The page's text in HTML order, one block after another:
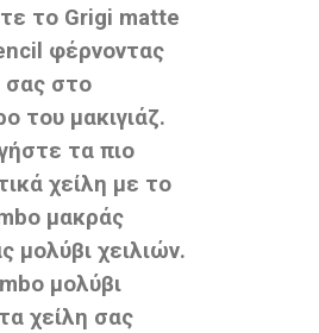
το Grigi matte
φέρνοντας
σας στο
του μακιγιάζ.
τα πιο
χείλη με το
μακράς
μολύβι χειλιών.
μολύβι
χείλη σας